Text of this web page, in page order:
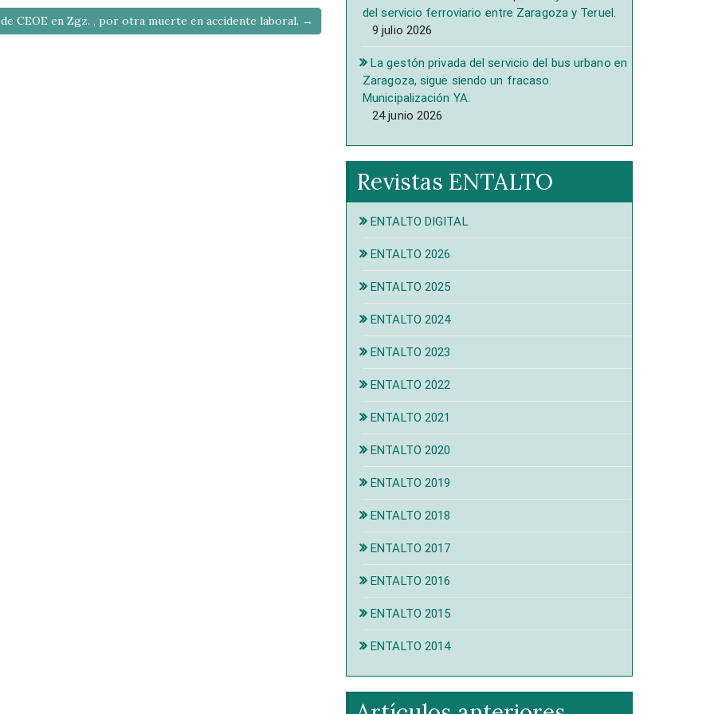
CEOE en Zgz. , por otra muerte en accidente laboral. →
del servicio ferroviario entre Zaragoza y Teruel.
9 julio 2026
La gestón privada del servicio del bus urbano en
Zaragoza, sigue siendo un fracaso.
Municipalización YA.
24 junio 2026
Revistas ENTALTO
ENTALTO DIGITAL
ENTALTO 2026
ENTALTO 2025
ENTALTO 2024
ENTALTO 2023
ENTALTO 2022
ENTALTO 2021
ENTALTO 2020
ENTALTO 2019
ENTALTO 2018
ENTALTO 2017
ENTALTO 2016
ENTALTO 2015
ENTALTO 2014